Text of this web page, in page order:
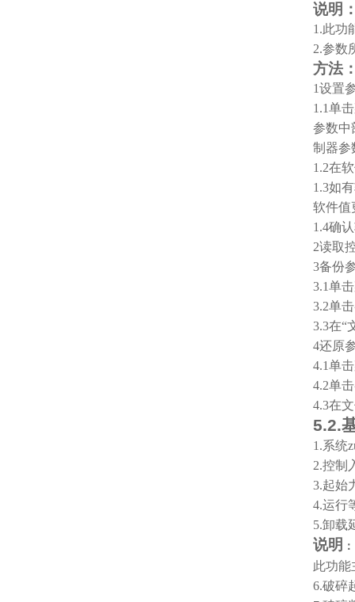
说明
1.此功
2.参数
方法
1设置
1.1单
参数中
制器参
1.2在
1.3如
软件值
1.4确
2读取
3备份
3.1单
3.2单
3.3在“
4还原
4.1单
4.2单
4.3在
5.2.
1.系统
2.控制
3.起始
4.运行
5.卸载
说明 ：
此功能
6.破碎